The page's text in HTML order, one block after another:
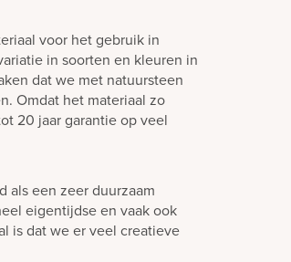
voor het gebruik in
in soorten en kleuren in
dat we met natuursteen
Omdat het materiaal zo
20 jaar garantie op veel
als een zeer duurzaam
eigentijdse en vaak ook
is dat we er veel creatieve